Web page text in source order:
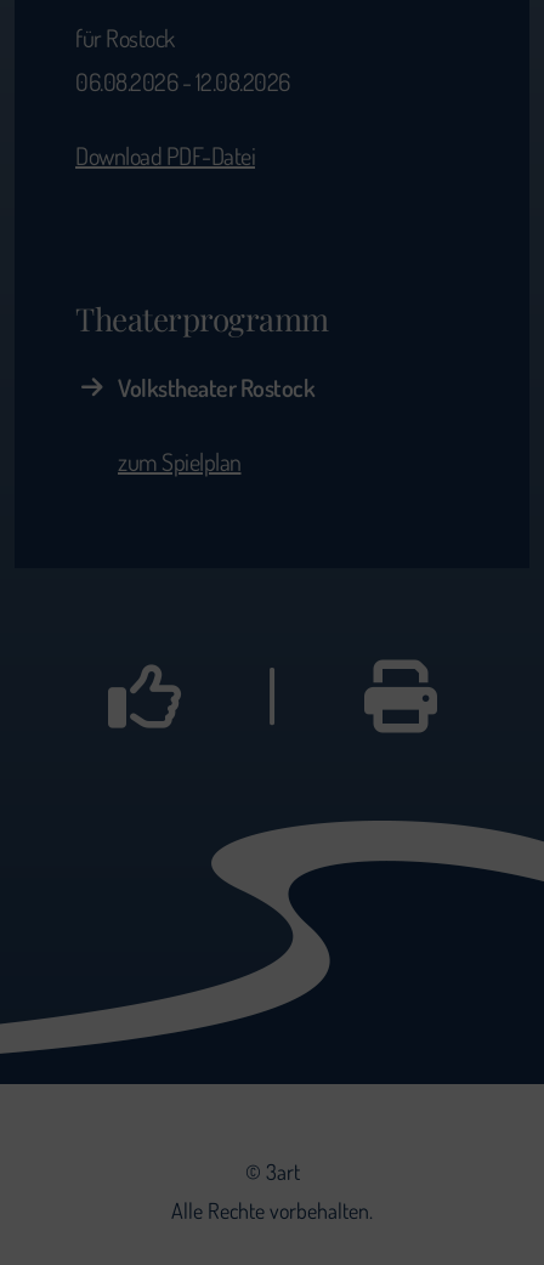
für Rostock
06.08.2026 - 12.08.2026
Download PDF-Datei
Theaterprogramm
Volkstheater Rostock
zum Spielplan
|
© 3art
Alle Rechte vorbehalten.